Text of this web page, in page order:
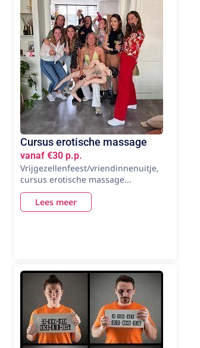
Cursus erotische massage
vanaf €30 p.p.
Vrijgezellenfeest/vriendinnenuitje,
cursus erotische massage...
Lees meer